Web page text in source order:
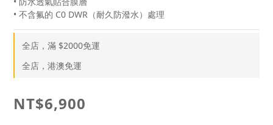
• 不含氟的 C0 DWR（耐久防潑水）處理
全店，滿 $2000免運
全店，港澳免運
NT$6,900